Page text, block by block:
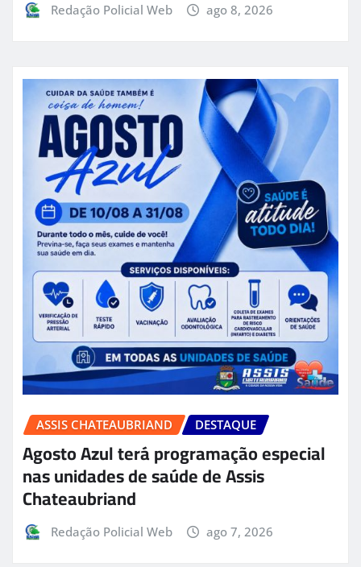
Redação Policial Web ago 8, 2026
ASSIS CHATEAUBRIAND DESTAQUE
Agosto Azul terá programação especial
nas unidades de saúde de Assis
Chateaubriand
Redação Policial Web ago 7, 2026